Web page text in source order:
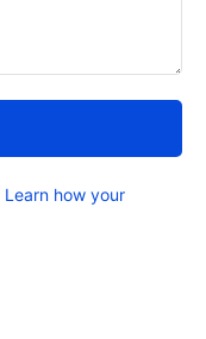
Learn how your